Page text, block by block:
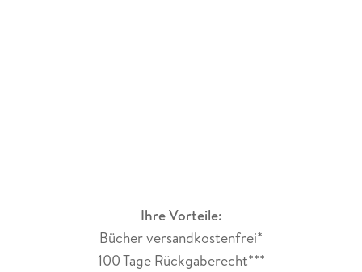
Ihre Vorteile:
Bücher versandkostenfrei*
100 Tage Rückgaberecht***